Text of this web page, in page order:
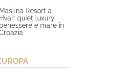
Maslina Resort a
Hvar: quiet luxury,
benessere e mare in